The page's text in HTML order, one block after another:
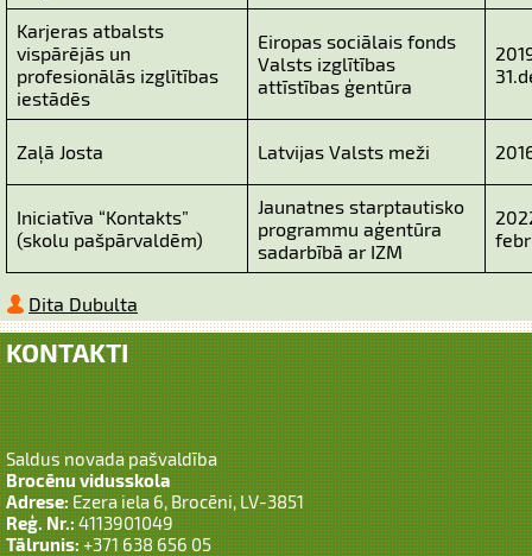
Karjeras atbalsts
vispārējās un
profesionālās izglītības
iestādēs
Eiropas sociālais fonds
Valsts izglītības
attīstības ģentūra
Zaļā Josta Latvijas Valsts meži
Iniciatīva “Kontakts”
(skolu pašpārvaldēm)
Jaunatnes starptautisko
programmu aģentūra
sadarbībā ar IZM
Dita Dubulta
KONTAKTI
Saldus novada pašvaldība
Brocēnu vidusskola
Adrese:Ezera iela 6, Brocēni, LV-3851
Reģ. Nr.:4113901049
Tālrunis:+371 638 656 05